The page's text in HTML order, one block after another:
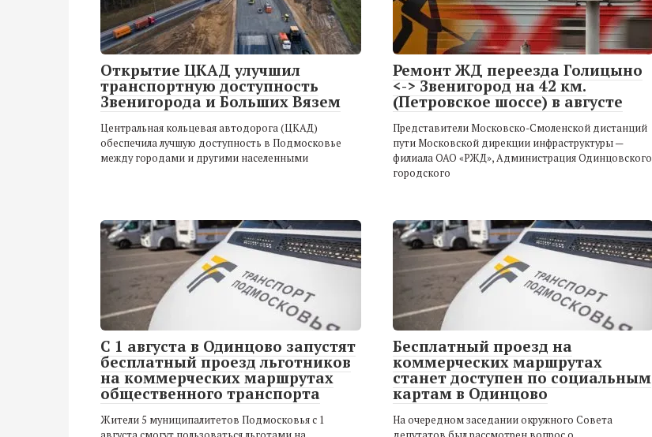
Открытие ЦКАД улучшил
транспортную доступность
Звенигорода и Больших Вязем
Центральная кольцевая автодорога (ЦКАД)
обеспечила лучшую доступность в Подмосковье
между городами и другими населенными
Ремонт ЖД переезда Голицыно
<-> Звенигород на 42 км.
(Петровское шоссе) в августе
Представители Московско-Смоленской дистанций
пути Московской дирекции инфраструктуры —
филиала ОАО «РЖД», Администрация Одинцовского
городского
С 1 августа в Одинцово запустят
бесплатный проезд льготников
на коммерческих маршрутах
общественного транспорта
Жители 5 муниципалитетов Подмосковья с 1
Бесплатный проезд на
коммерческих маршрутах
станет доступен по социальным
картам в Одинцово
На очередном заседании окружного Совета